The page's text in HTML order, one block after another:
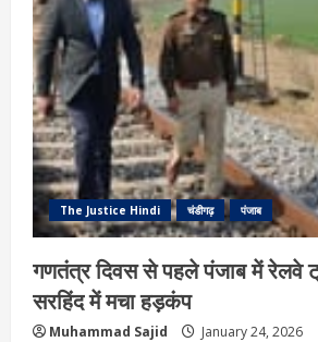
बाहर
धमाका,
स्कूटी
ब्लास्ट
से
मचा
हड़कंप
The Justice Hindi चंडीगढ़ पंजाब
गणतंत्र दिवस से पहले पंजाब में रेलवे
सरहिंद में मचा हड़कंप
Muhammad Sajid January 24, 2026